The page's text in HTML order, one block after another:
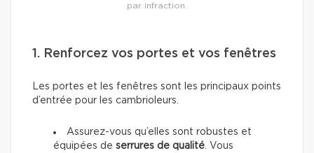
par infraction.
1. Renforcez vos portes et vos fenêtres
Les portes et les fenêtres sont les principaux points
d’entrée pour les cambrioleurs.
Assurez-vous qu’elles sont robustes et
équipées de serrures de qualité . Vous